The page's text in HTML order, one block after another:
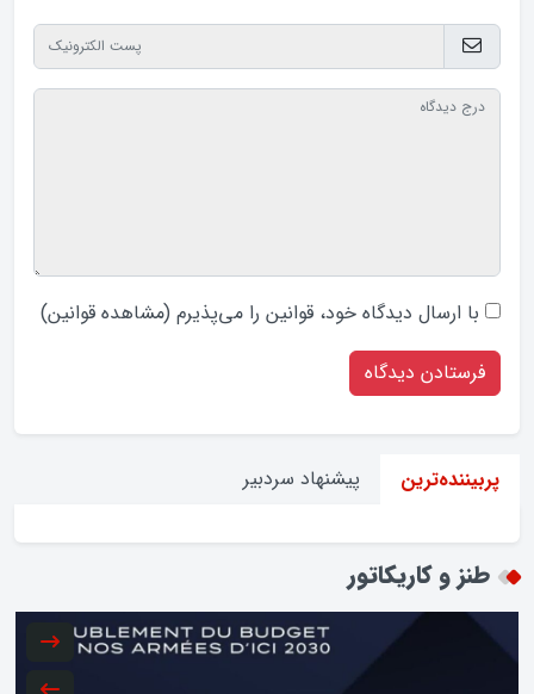
با ارسال دیدگاه‌ خود، قوانین را می‌پذیرم (مشاهده قوانین)
پربیننده‌ترین پیشنهاد سردبیر
طنز و کاریکاتور